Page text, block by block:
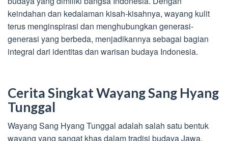
keindahan dan kedalaman kisah-kisahnya, wayang kulit
terus menginspirasi dan menghubungkan generasi-
generasi yang berbeda, menjadikannya sebagai bagian
integral dari identitas dan warisan budaya Indonesia.
Cerita Singkat Wayang Sang Hyang
Tunggal
Wayang Sang Hyang Tunggal adalah salah satu bentuk
wayang yang sangat khas dalam tradisi budaya Jawa.